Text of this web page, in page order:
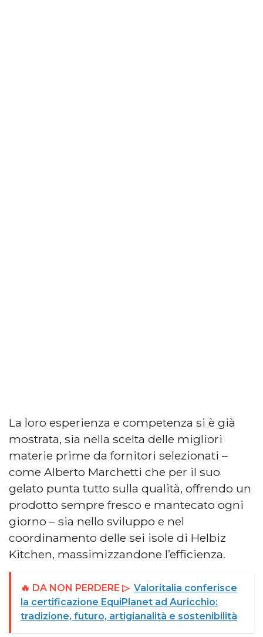
La loro esperienza e competenza si è già
mostrata, sia nella scelta delle migliori
materie prime da fornitori selezionati –
come Alberto Marchetti che per il suo
gelato punta tutto sulla qualità, offrendo un
prodotto sempre fresco e mantecato ogni
giorno – sia nello sviluppo e nel
coordinamento delle sei isole di Helbiz
Kitchen, massimizzandone l’efficienza.
🔥 DA NON PERDERE ▷ Valoritalia conferisce
la certificazione EquiPlanet ad Auricchio:
tradizione, futuro, artigianalità e sostenibilità